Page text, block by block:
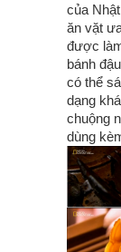
của
ăn vặt
được
bánh
có thể
dạng
chuộng
dùng